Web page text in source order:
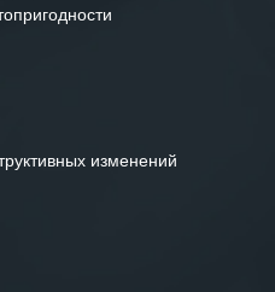
изменений